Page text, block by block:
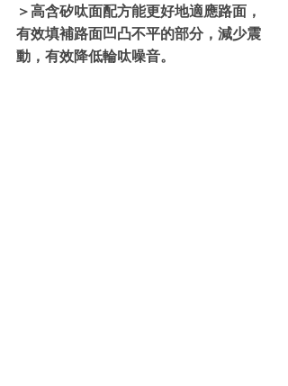
＞高含矽呔面配方能更好地適應路面，
有效填補路面凹凸不平的部分，減少震
動，有效降低輪呔噪音。